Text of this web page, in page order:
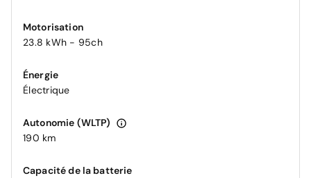
Motorisation
23.8 kWh - 95ch
Énergie
Électrique
Autonomie (WLTP)
190 km
Capacité de la batterie